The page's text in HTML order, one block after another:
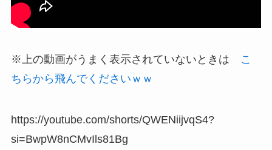
※上の動画がうまく表示されていないときは
こ
ちらから飛んでくださいｗｗ
https://youtube.com/shorts/QWENiijvqS4?
si=BwpW8nCMvIls81Bg